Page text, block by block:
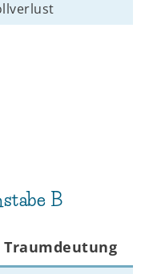
B
Traumdeutung